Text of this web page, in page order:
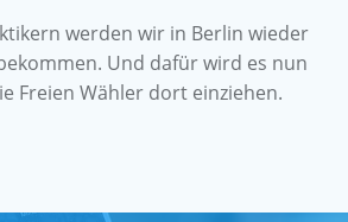
werden wir in Berlin wieder
Und dafür wird es nun
Freien Wähler dort einziehen.